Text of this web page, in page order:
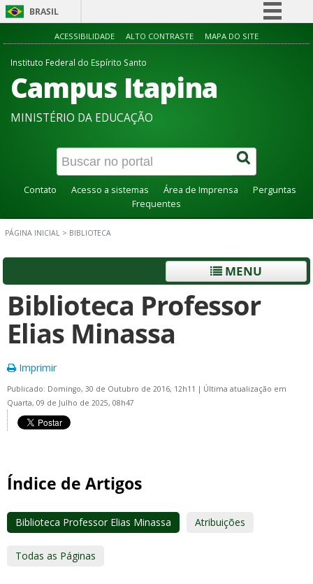
BRASIL
Simplifique!
Acesso à informação
Canais
ACESSIBILIDADE ALTO CONTRASTE MAPA DO SITE
Instituto Federal do Espírito Santo
Campus Itapina
MINISTÉRIO DA EDUCAÇÃO
Contato Acesso a sistemas Área de Imprensa
Perguntas
Frequentes
PÁGINA INICIAL > BIBLIOTECA
MENU
Biblioteca Professor
Elias Minassa
Imprimir
Publicado: Domingo, 30 de Outubro de 2016, 12h11 | Última atualização em
Quarta, 09 de Julho de 2025, 08h47
Índice de Artigos
Biblioteca Professor Elias Minassa Atribuições
Todas as Páginas